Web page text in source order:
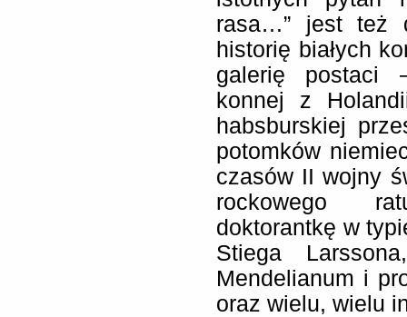
rasa…” jest też
historię białych
galerię postaci
konnej z
habsburskiej
potomków
czasów II wojny
rockowego
doktorantkę w
Stiega
Mendelianum i
oraz wielu, wielu